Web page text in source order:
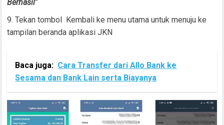
Berhasil”
Tekan tombol Kembali ke menu utama untuk menuju ke
tampilan beranda aplikasi JKN
Baca juga: Cara Transfer dari Allo Bank ke
Sesama dan Bank Lain serta Biayanya